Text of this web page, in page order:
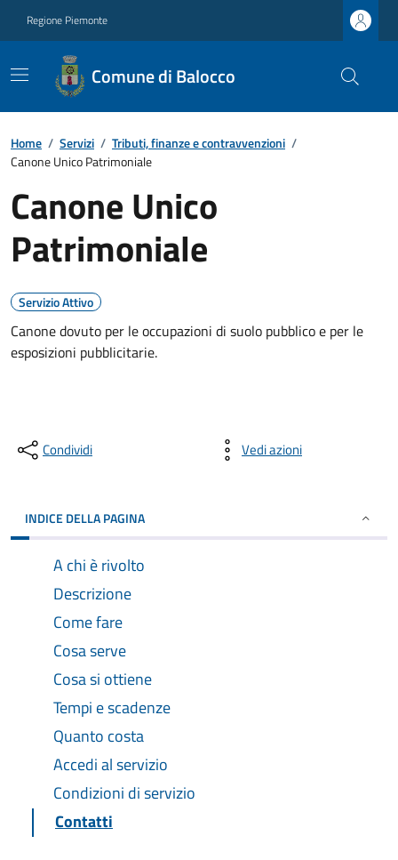
Regione Piemonte
Comune di Balocco
Home / Servizi / Tributi, finanze e contravvenzioni /
Canone Unico Patrimoniale
Canone Unico
Patrimoniale
Servizio Attivo
Canone dovuto per le occupazioni di suolo pubblico e per le
esposizioni pubblicitarie.
Condividi Vedi azioni
INDICE DELLA PAGINA
A chi è rivolto
Descrizione
Come fare
Cosa serve
Cosa si ottiene
Tempi e scadenze
Quanto costa
Accedi al servizio
Condizioni di servizio
Contatti